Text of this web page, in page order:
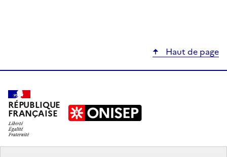
Haut de page
RÉPUBLIQUE
FRANÇAISE